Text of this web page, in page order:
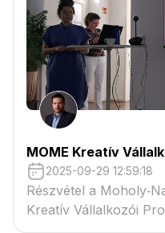
MOME Kreatív
2025-09-29 12:59:18
Részvétel a
Kreatív Vállalkozói